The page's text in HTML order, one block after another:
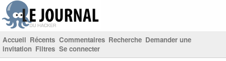
Accueil Récents Commentaires Recherche Demander une
invitation Filtres Se connecter